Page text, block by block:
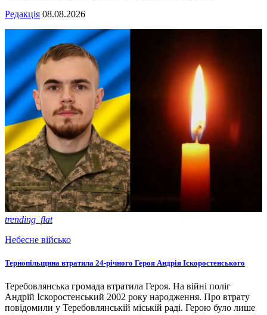
Редакція 08.08.2026
trending_flat
Небесне військо
Тернопільщина втратила 24-річного Героя Андрія Іскоростенського
Теребовлянська громада втратила Героя. На війні поліг
Андрій Іскоростенський 2002 року народження. Про втрату
повідомили у Теребовлянській міській раді. Герою було лише